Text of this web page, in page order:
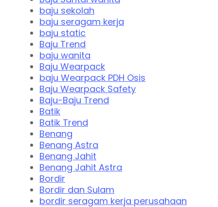
baju sekolah
baju seragam kerja
baju static
Baju Trend
baju wanita
Baju Wearpack
baju Wearpack PDH Osis
Baju Wearpack Safety
Baju-Baju Trend
Batik
Batik Trend
Benang
Benang Astra
Benang Jahit
Benang Jahit Astra
Bordir
Bordir dan Sulam
bordir seragam kerja perusahaan